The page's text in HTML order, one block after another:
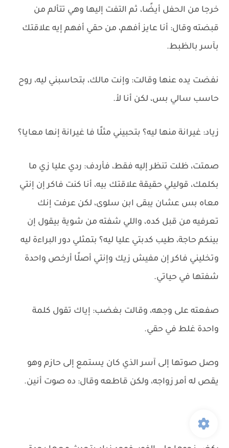
خرجا من الحفل أيضًا، ثم التفت إليها وهي تتألم من
قبضته وقال: أنا عايز أفهم، من حقي أفهم إيه علاقتك
بآسر بالظبط.
نفضت يده عنها وقالت: وإنت مالك، بتحاسبني ليه، روح
حاسب سالي بس، لكن أنا لأ.
زياد: غيرانة منها ليه؟ بتحبيني مثلًا فا غيرانة إنها معايا؟
صمتت، ظلت تنظر إليه فقط، فأردف: ردي عليا زي ما
بكلمك، قوليلي حقيقة علاقتك بيه، أنا كنت فاكر إن إنتي
معاه بس عشان يبقى ابن سلوى، لكن عرفت إنك
تعرفيه من قبل كده، واللي شفته من شوية بيقول إن
بينكم حاجة، طيب كدبتي عليا ليه؟ بتمثلي دور البراءة ليه
وتخليني فاكر إن مفيش زيك وإنتي أصلًا أرخص واحدة
شفتها في حياتي.
صفعته على وجهه، وقالت بغضب: إياك تقول كلمة
واحدة غلط في حقي.
وصل صوتها إلى آسر الذي كان يستمع إلى حازم وهو
يقص له أمر زواجه، ولكن قاطعه وقال: ده صوت أنين.